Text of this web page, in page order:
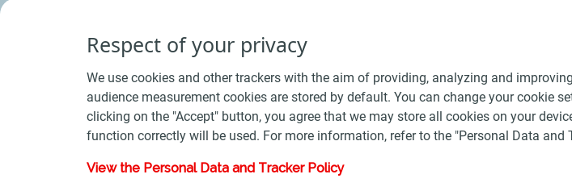
Conditions Générales de Vente Bois - Conditions Générales de Vente Produits Pétroliers
Respect of your privacy
We use cookies and other trackers with the aim of providing, analyzing and
audience measurement cookies are stored by default. You can change your cookie
clicking on the "Accept" button, you agree that we may store all cookies on your
function correctly will be used. For more information, refer to the "Personal Data and
View the Personal Data and Tracker Policy